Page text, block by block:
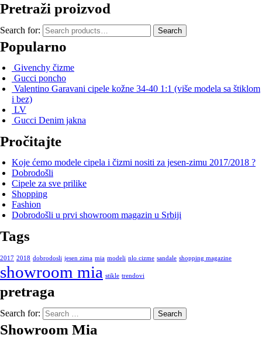
Pretraži proizvod
Search for: Search
Popularno
Givenchy čizme
Gucci poncho
Valentino Garavani cipele kožne 34-40 1:1 (više modela sa štiklom
i bez)
LV
Gucci Denim jakna
Pročitajte
Koje ćemo modele cipela i čizmi nositi za jesen-zimu 2017/2018 ?
Dobrodošli
Cipele za sve prilike
Shopping
Fashion
Dobrodošli u prvi showroom magazin u Srbiji
Tags
2017 2018 dobrodosli jesen zima mia modeli nlo cizme sandale shopping magazine
showroom mia stikle trendovi
pretraga
Search for:
Showroom Mia